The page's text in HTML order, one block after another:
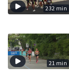
232 min
21 min